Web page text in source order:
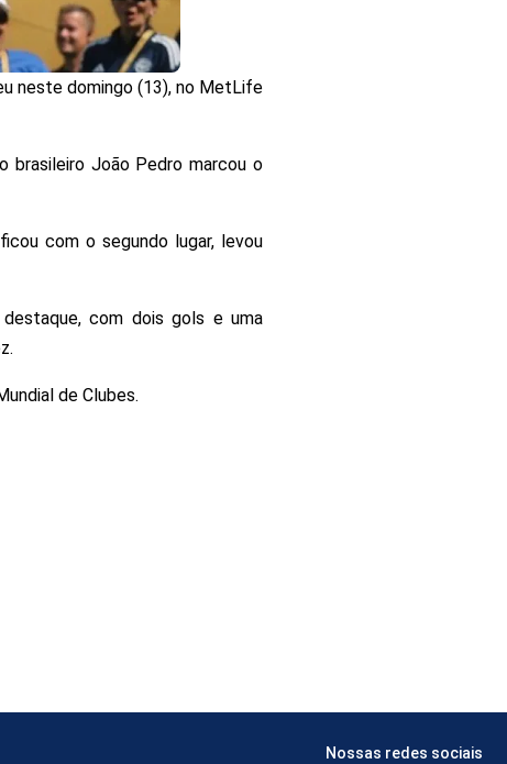
neste domingo (13), no MetLife
brasileiro João Pedro marcou o
com o segundo lugar, levou
com dois gols e uma
de Clubes.
Nossas redes sociais